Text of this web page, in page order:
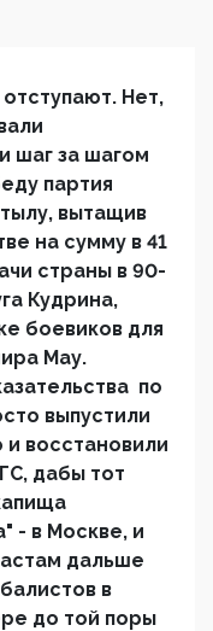
Нет,
шаг за шагом
партия
вытащив
на сумму в 41
страны в 90-
Кудрина,
боевиков для
Мау.
по
выпустили
восстановили
дабы тот
- в Москве, и
дальше
в
до той поры